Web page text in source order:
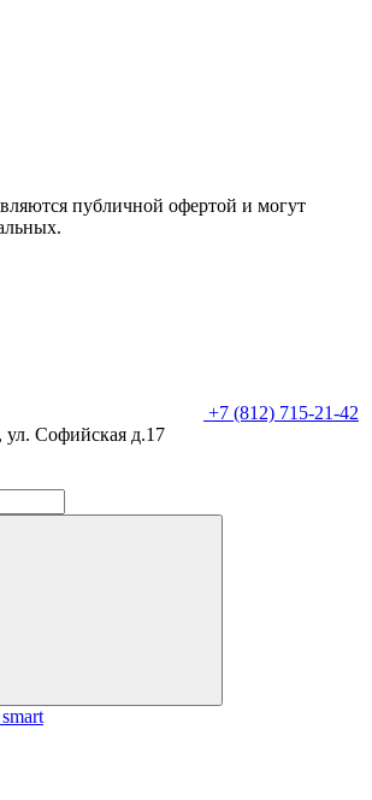
публичной офертой и могут
+7 (812) 715-21-42
ул. Софийская д.17